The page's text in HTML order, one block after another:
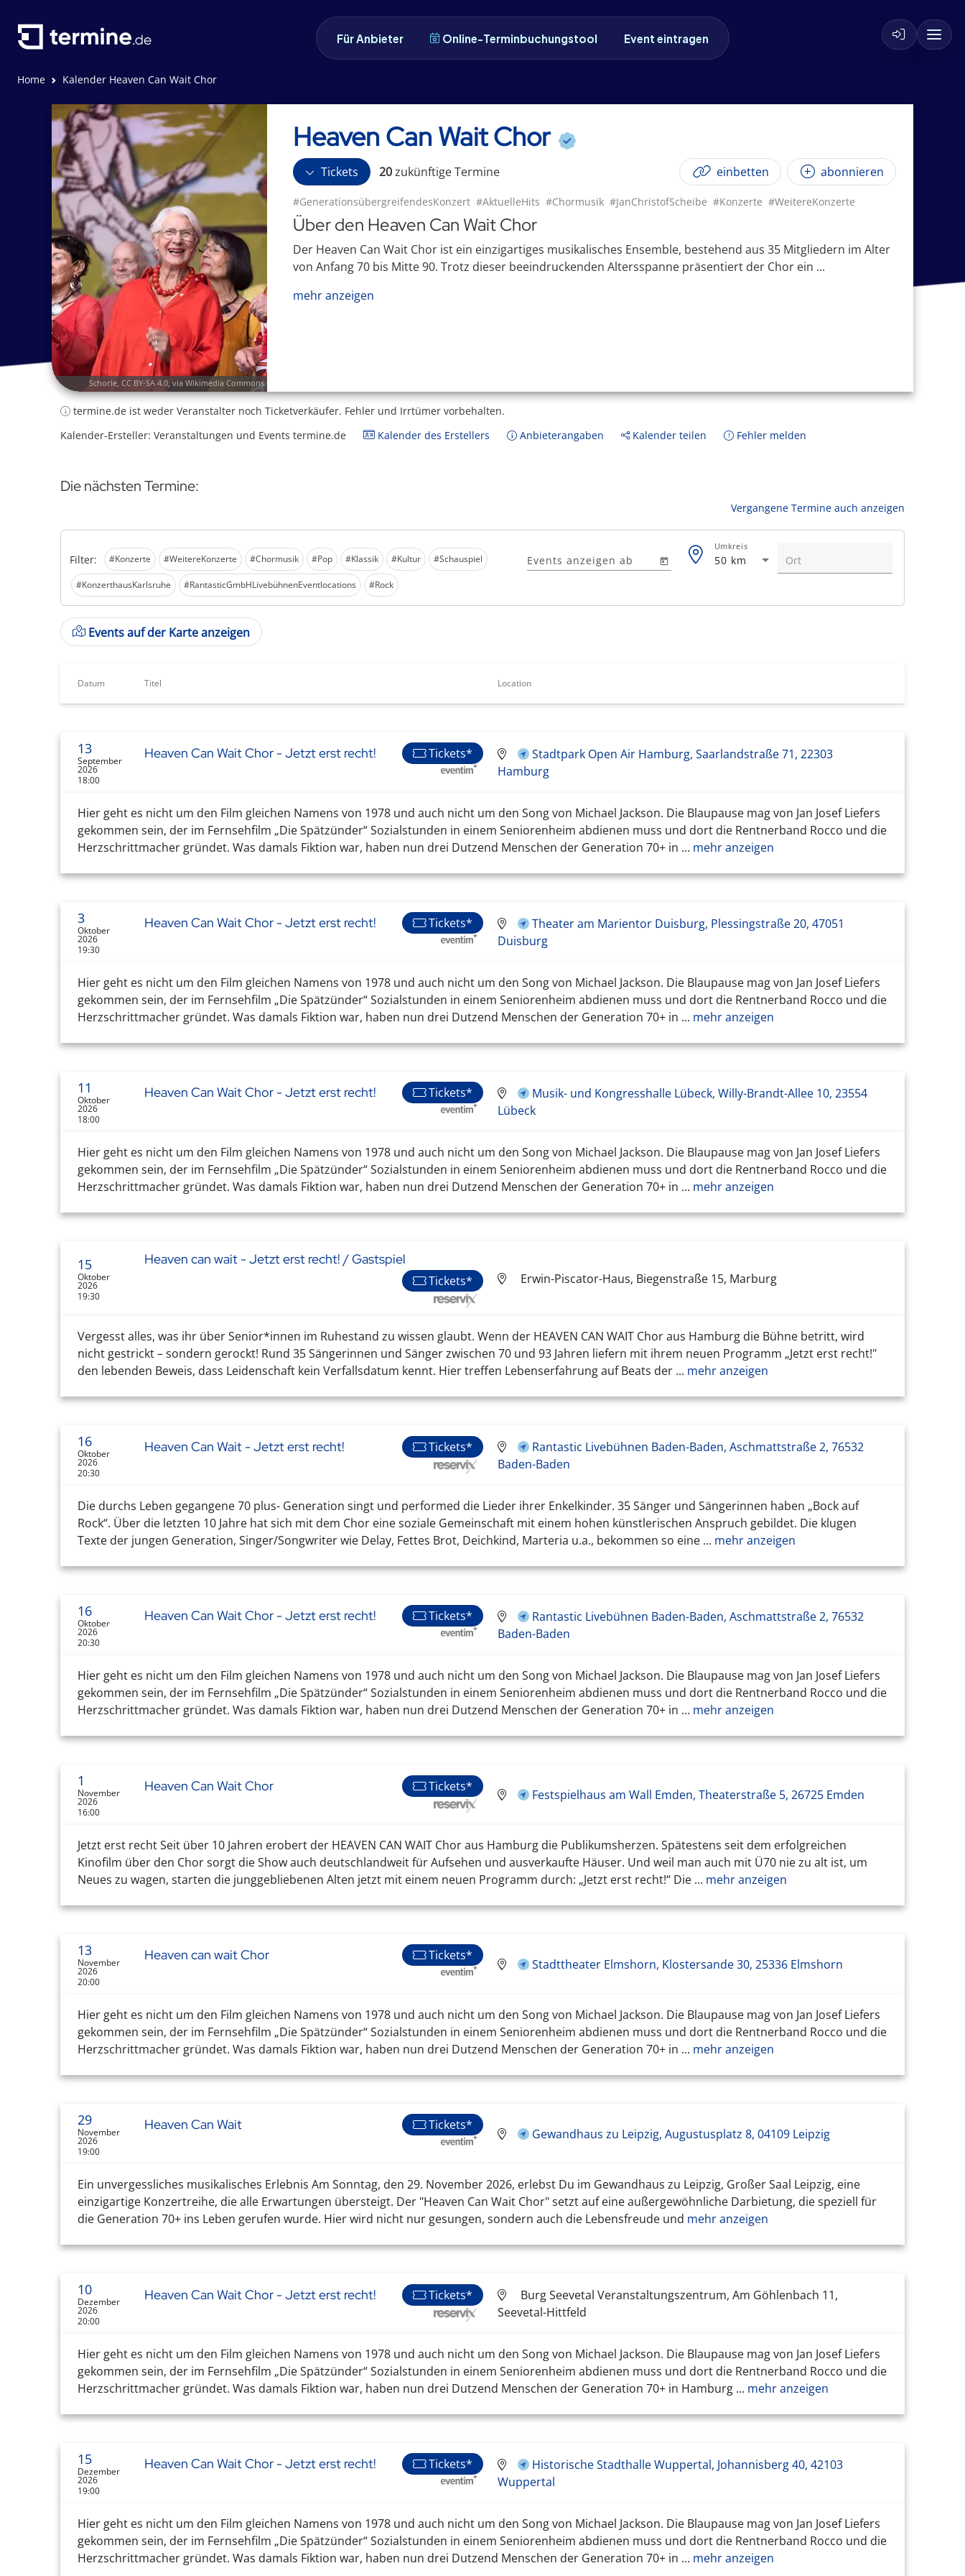
Für Anbieter Online-Terminbuchungstool Event eintragen
Home Kalender Heaven Can Wait Chor
Schorle, CC BY-SA 4.0, via Wikimedia Commons
Heaven Can Wait Chor
Tickets 20zukünftigeTermine einbetten abonnieren
#GenerationsübergreifendesKonzert #AktuelleHits #Chormusik #JanChristofScheibe #Konzerte #WeitereKonzerte
Über den Heaven Can Wait Chor
Der Heaven Can Wait Chor ist ein einzigartiges musikalisches Ensemble, bestehend aus 35 Mitgliedern im Alter
von Anfang 70 bis Mitte 90. Trotz dieser beeindruckenden Altersspanne präsentiert der Chor ein ...
mehr anzeigen
termine.de ist weder Veranstalter noch Ticketverkäufer. Fehler und Irrtümer vorbehalten.
Kalender-Ersteller: Veranstaltungen und Events termine.de
Kalender des Erstellers Anbieterangaben Kalender teilen Fehler melden
Die nächsten Termine:
Vergangene Termine auch anzeigen
Filter: #Konzerte #WeitereKonzerte #Chormusik #Pop #Klassik #Kultur #Schauspiel
#KonzerthausKarlsruhe #RantasticGmbHLivebühnenEventlocations #Rock
Events anzeigen ab 50 km
Umkreis
Events auf der Karte anzeigen
Datum Titel Location
13
September
2026
18:00
Heaven Can Wait Chor - Jetzt erst recht! Tickets*
Stadtpark Open Air Hamburg, Saarlandstraße 71, 22303
Hamburg
Hier geht es nicht um den Film gleichen Namens von 1978 und auch nicht um den Song von Michael Jackson. Die Blaupause mag von Jan Josef Liefers
gekommen sein, der im Fernsehfilm „Die Spätzünder“ Sozialstunden in einem Seniorenheim abdienen muss und dort die Rentnerband Rocco und die
Herzschrittmacher gründet. Was damals Fiktion war, haben nun drei Dutzend Menschen der Generation 70+ in ... mehr anzeigen
3
Oktober
2026
19:30
Heaven Can Wait Chor - Jetzt erst recht! Tickets*
Theater am Marientor Duisburg, Plessingstraße 20, 47051
Duisburg
Hier geht es nicht um den Film gleichen Namens von 1978 und auch nicht um den Song von Michael Jackson. Die Blaupause mag von Jan Josef Liefers
gekommen sein, der im Fernsehfilm „Die Spätzünder“ Sozialstunden in einem Seniorenheim abdienen muss und dort die Rentnerband Rocco und die
Herzschrittmacher gründet. Was damals Fiktion war, haben nun drei Dutzend Menschen der Generation 70+ in ... mehr anzeigen
11
Oktober
2026
18:00
Heaven Can Wait Chor - Jetzt erst recht! Tickets*
Musik- und Kongresshalle Lübeck, Willy-Brandt-Allee 10, 23554
Lübeck
Hier geht es nicht um den Film gleichen Namens von 1978 und auch nicht um den Song von Michael Jackson. Die Blaupause mag von Jan Josef Liefers
gekommen sein, der im Fernsehfilm „Die Spätzünder“ Sozialstunden in einem Seniorenheim abdienen muss und dort die Rentnerband Rocco und die
Herzschrittmacher gründet. Was damals Fiktion war, haben nun drei Dutzend Menschen der Generation 70+ in ... mehr anzeigen
15
Oktober
2026
19:30
Heaven can wait - Jetzt erst recht! / Gastspiel
Tickets* Erwin-Piscator-Haus, Biegenstraße 15, Marburg
Vergesst alles, was ihr über Senior*innen im Ruhestand zu wissen glaubt. Wenn der HEAVEN CAN WAIT Chor aus Hamburg die Bühne betritt, wird
nicht gestrickt – sondern gerockt! Rund 35 Sängerinnen und Sänger zwischen 70 und 93 Jahren liefern mit ihrem neuen Programm „Jetzt erst recht!"
den lebenden Beweis, dass Leidenschaft kein Verfallsdatum kennt. Hier treffen Lebenserfahrung auf Beats der ... mehr anzeigen
16
Oktober
2026
20:30
Heaven Can Wait - Jetzt erst recht! Tickets*
Rantastic Livebühnen Baden-Baden, Aschmattstraße 2, 76532
Baden-Baden
Die durchs Leben gegangene 70 plus- Generation singt und performed die Lieder ihrer Enkelkinder. 35 Sänger und Sängerinnen haben „Bock auf
Rock“. Über die letzten 10 Jahre hat sich mit dem Chor eine soziale Gemeinschaft mit einem hohen künstlerischen Anspruch gebildet. Die klugen
Texte der jungen Generation, Singer/Songwriter wie Delay, Fettes Brot, Deichkind, Marteria u.a., bekommen so eine ... mehr anzeigen
16
Oktober
2026
20:30
Heaven Can Wait Chor - Jetzt erst recht! Tickets*
Rantastic Livebühnen Baden-Baden, Aschmattstraße 2, 76532
Baden-Baden
Hier geht es nicht um den Film gleichen Namens von 1978 und auch nicht um den Song von Michael Jackson. Die Blaupause mag von Jan Josef Liefers
gekommen sein, der im Fernsehfilm „Die Spätzünder“ Sozialstunden in einem Seniorenheim abdienen muss und dort die Rentnerband Rocco und die
Herzschrittmacher gründet. Was damals Fiktion war, haben nun drei Dutzend Menschen der Generation 70+ in ... mehr anzeigen
1
November
2026
16:00
Heaven Can Wait Chor Tickets*
Festspielhaus am Wall Emden, Theaterstraße 5, 26725 Emden
Jetzt erst recht Seit über 10 Jahren erobert der HEAVEN CAN WAIT Chor aus Hamburg die Publikumsherzen. Spätestens seit dem erfolgreichen
Kinofilm über den Chor sorgt die Show auch deutschlandweit für Aufsehen und ausverkaufte Häuser. Und weil man auch mit Ü70 nie zu alt ist, um
Neues zu wagen, starten die junggebliebenen Alten jetzt mit einem neuen Programm durch: „Jetzt erst recht!“ Die ... mehr anzeigen
13
November
2026
20:00
Heaven can wait Chor Tickets*
Stadttheater Elmshorn, Klostersande 30, 25336 Elmshorn
Hier geht es nicht um den Film gleichen Namens von 1978 und auch nicht um den Song von Michael Jackson. Die Blaupause mag von Jan Josef Liefers
gekommen sein, der im Fernsehfilm „Die Spätzünder“ Sozialstunden in einem Seniorenheim abdienen muss und dort die Rentnerband Rocco und die
Herzschrittmacher gründet. Was damals Fiktion war, haben nun drei Dutzend Menschen der Generation 70+ in ... mehr anzeigen
29
November
2026
19:00
Heaven Can Wait Tickets*
Gewandhaus zu Leipzig, Augustusplatz 8, 04109 Leipzig
Ein unvergessliches musikalisches Erlebnis Am Sonntag, den 29. November 2026, erlebst Du im Gewandhaus zu Leipzig, Großer Saal Leipzig, eine
einzigartige Konzertreihe, die alle Erwartungen übersteigt. Der "Heaven Can Wait Chor" setzt auf eine außergewöhnliche Darbietung, die speziell für
die Generation 70+ ins Leben gerufen wurde. Hier wird nicht nur gesungen, sondern auch die Lebensfreude und mehr anzeigen
10
Dezember
2026
20:00
Heaven Can Wait Chor - Jetzt erst recht! Tickets*
Burg Seevetal Veranstaltungszentrum, Am Göhlenbach 11,
Seevetal-Hittfeld
Hier geht es nicht um den Film gleichen Namens von 1978 und auch nicht um den Song von Michael Jackson. Die Blaupause mag von Jan Josef Liefers
gekommen sein, der im Fernsehfilm „Die Spätzünder“ Sozialstunden in einem Seniorenheim abdienen muss und dort die Rentnerband Rocco und die
Herzschrittmacher gründet. Was damals Fiktion war, haben nun drei Dutzend Menschen der Generation 70+ in Hamburg ... mehr anzeigen
15
Dezember
2026
19:00
Heaven Can Wait Chor - Jetzt erst recht! Tickets*
Historische Stadthalle Wuppertal, Johannisberg 40, 42103
Wuppertal
Hier geht es nicht um den Film gleichen Namens von 1978 und auch nicht um den Song von Michael Jackson. Die Blaupause mag von Jan Josef Liefers
gekommen sein, der im Fernsehfilm „Die Spätzünder“ Sozialstunden in einem Seniorenheim abdienen muss und dort die Rentnerband Rocco und die
Herzschrittmacher gründet. Was damals Fiktion war, haben nun drei Dutzend Menschen der Generation 70+ in ... mehr anzeigen